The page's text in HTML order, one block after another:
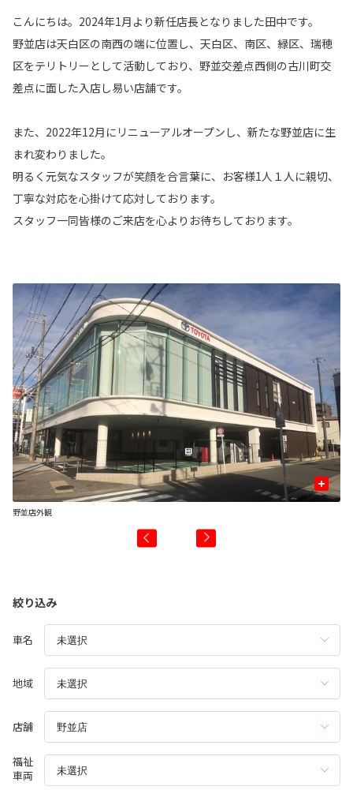
こんにちは。2024年1月より新任店長となりました田中です。
野並店は天白区の南西の端に位置し、天白区、南区、緑区、瑞穂
区をテリトリーとして活動しており、野並交差点西側の古川町交
差点に面した入店し易い店舗です。
また、2022年12月にリニューアルオープンし、新たな野並店に生
まれ変わりました。
明るく元気なスタッフが笑顔を合言葉に、お客様1人１人に親切、
丁寧な対応を心掛けて応対しております。
スタッフ一同皆様のご来店を心よりお待ちしております。
+
野並店外観
絞り込み
車名
地域
店舗
福祉
車両